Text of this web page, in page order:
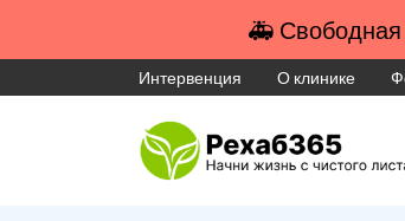
🚑 Свободная
Интервенция О клинике